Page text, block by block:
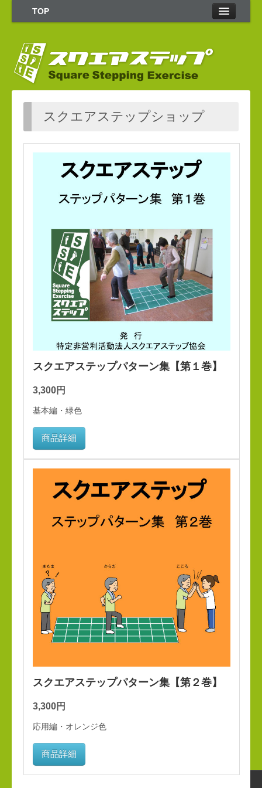
TOP
お問合わせ
ログイン
square-step.org
スクエアステップショップ
スクエアステップパターン集【第１巻】
3,300円
基本編・緑色
商品詳細
スクエアステップパターン集【第２巻】
3,300円
応用編・オレンジ色
商品詳細